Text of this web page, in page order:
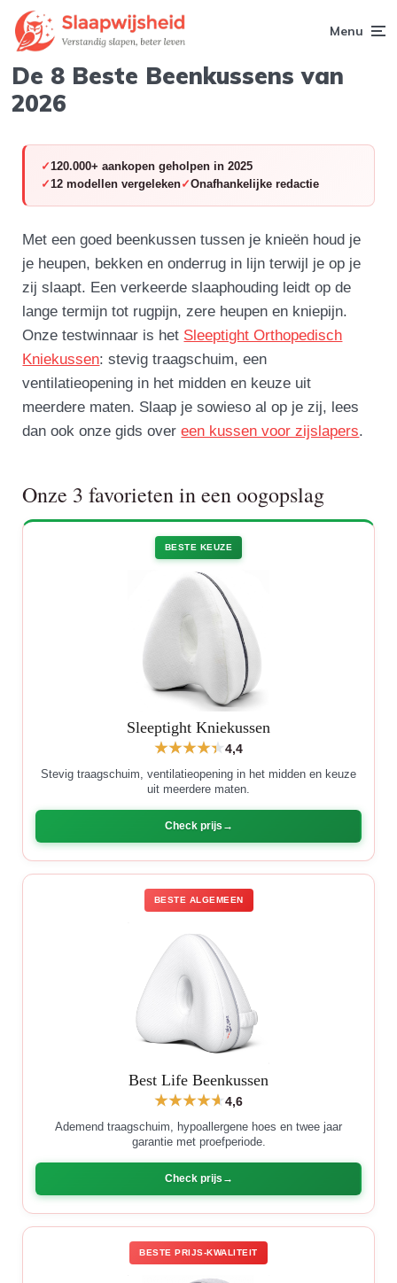
Menu
De 8 Beste Beenkussens van
2026
120.000+ aankopen geholpen in 2025
12 modellen vergeleken
Onafhankelijke redactie
Met een goed beenkussen tussen je knieën houd je
je heupen, bekken en onderrug in lijn terwijl je op je
zij slaapt. Een verkeerde slaaphouding leidt op de
lange termijn tot rugpijn, zere heupen en kniepijn.
Onze testwinnaar is het Sleeptight Orthopedisch
Kniekussen: stevig traagschuim, een
ventilatieopening in het midden en keuze uit
meerdere maten. Slaap je sowieso al op je zij, lees
dan ook onze gids overeen kussen voor zijslapers.
Onze 3 favorieten in een oogopslag
BESTE KEUZE
Sleeptight Kniekussen
4,4
Stevig traagschuim, ventilatieopening in het midden en keuze
uit meerdere maten.
Check prijs
BESTE ALGEMEEN
Best Life Beenkussen
4,6
Ademend traagschuim, hypoallergene hoes en twee jaar
garantie met proefperiode.
Check prijs
BESTE PRIJS-KWALITEIT